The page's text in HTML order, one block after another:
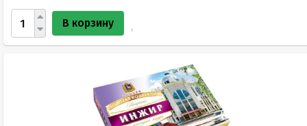
В корзину